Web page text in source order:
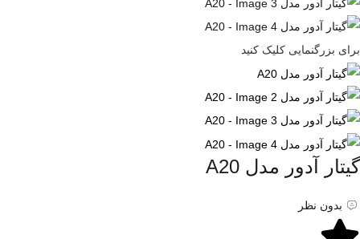
برای بزرگنمایی کلیک کنید
گیتار آدور مدل A20
بدون نظر